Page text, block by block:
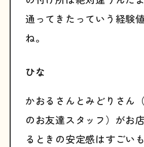
通ってきたっていう経験
ね。
ひな
かおるさんとみどりさん
のお友達スタッフ）がお
るときの安定感はすごい